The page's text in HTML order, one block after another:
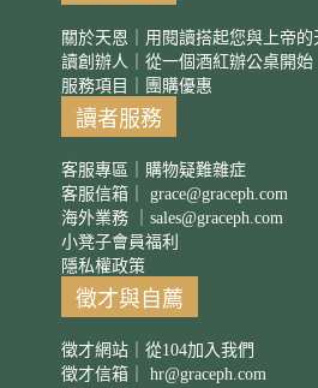
關於天恩｜用閱讀搭起您與上帝的
讀創辦人｜從一個酒紅辦公桌開始
服務項目｜團購優惠
讀者服務
客服專區｜購物疑難雜症
客服信箱｜ grace@graceph.com
海外業務 ｜ sales@graceph.com
小凳子會員福利
隱私權政策
徵才與自薦
徵才網站｜從104加入我們
徵才信箱｜ hr@graceph.com